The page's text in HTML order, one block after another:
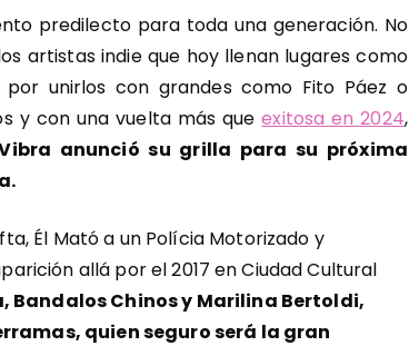
predilecto para toda una generación. No
artistas indie que hoy llenan lugares como
unirlos con grandes como Fito Páez o
y con una vuelta más queexitosa en 2024,
anunció su grilla para su próxima
Él Mató a un Polícia Motorizado y
allá por el 2017 en Ciudad Cultural
Bandalos Chinos y Marilina Bertoldi,
quien seguro será la gran